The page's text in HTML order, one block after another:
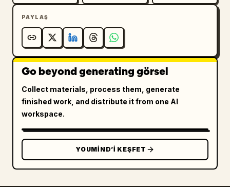
PAYLAŞ
Go beyond generating görsel
Collect materials, process them, generate
finished work, and distribute it from one AI
workspace.
YOUMIND’I KEŞFET